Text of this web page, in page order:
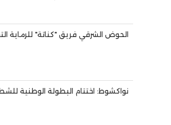
الحوض الشرقي فريق "كناتة" للرماية
نواكشوط: اختتام البطولة الوطنية